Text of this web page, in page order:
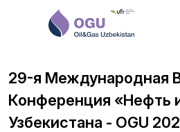
29-я Международная
Конференция «Нефть
Узбекистана - OGU